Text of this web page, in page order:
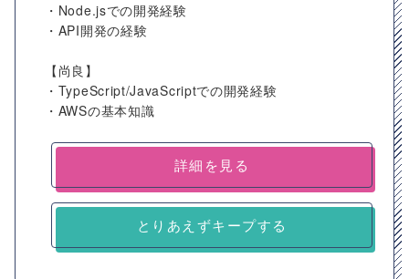
・Node.jsでの開発経験
・API開発の経験
【尚良】
・TypeScript/JavaScriptでの開発経験
・AWSの基本知識
詳細を見る
とりあえずキープする